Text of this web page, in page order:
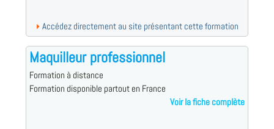
Accédez directement au site présentant cette formation
Maquilleur professionnel
Formation à distance
Formation disponible partout en France
Voir la fiche complète